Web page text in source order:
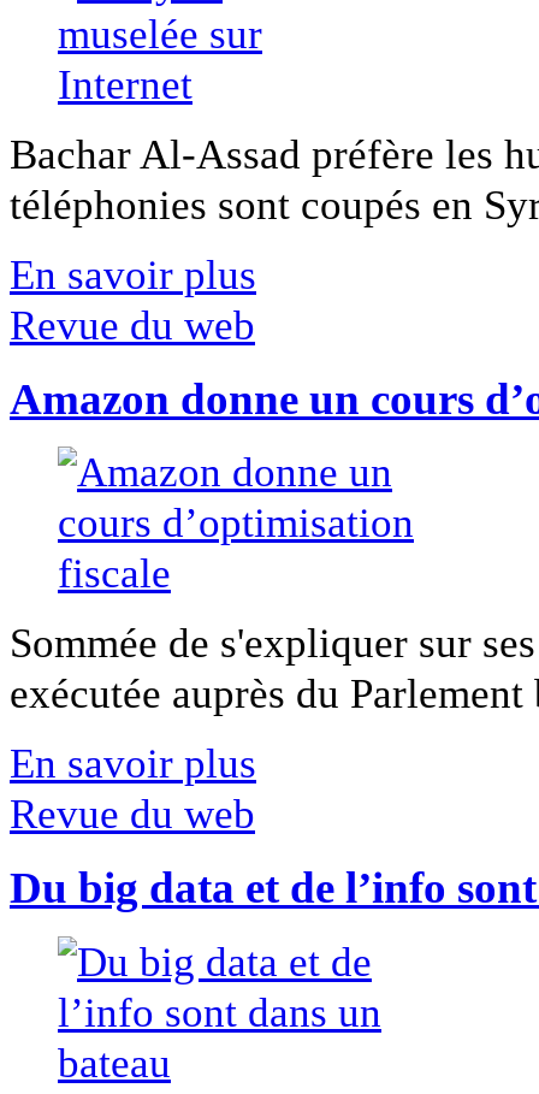
Bachar Al-Assad préfère les
téléphonies sont coupés en
En savoir plus
Revue du web
Amazon donne un cours
Sommée de s'expliquer sur
exécutée auprès du
En savoir plus
Revue du web
Du big data et de l’info